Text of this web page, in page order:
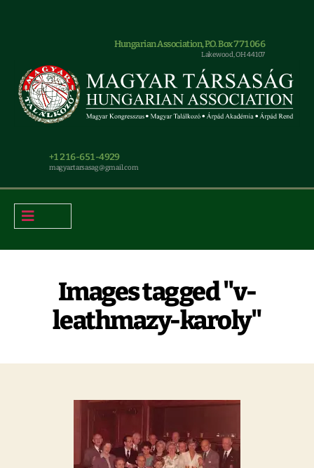
Hungarian Association, P.O. Box 771066
Lakewood, OH 44107
+1 216-651-4929
magyar.tarsasag@gmail.com
Images tagged "v-
leathmazy-karoly"